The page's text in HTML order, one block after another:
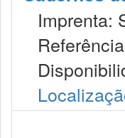
Imprenta: